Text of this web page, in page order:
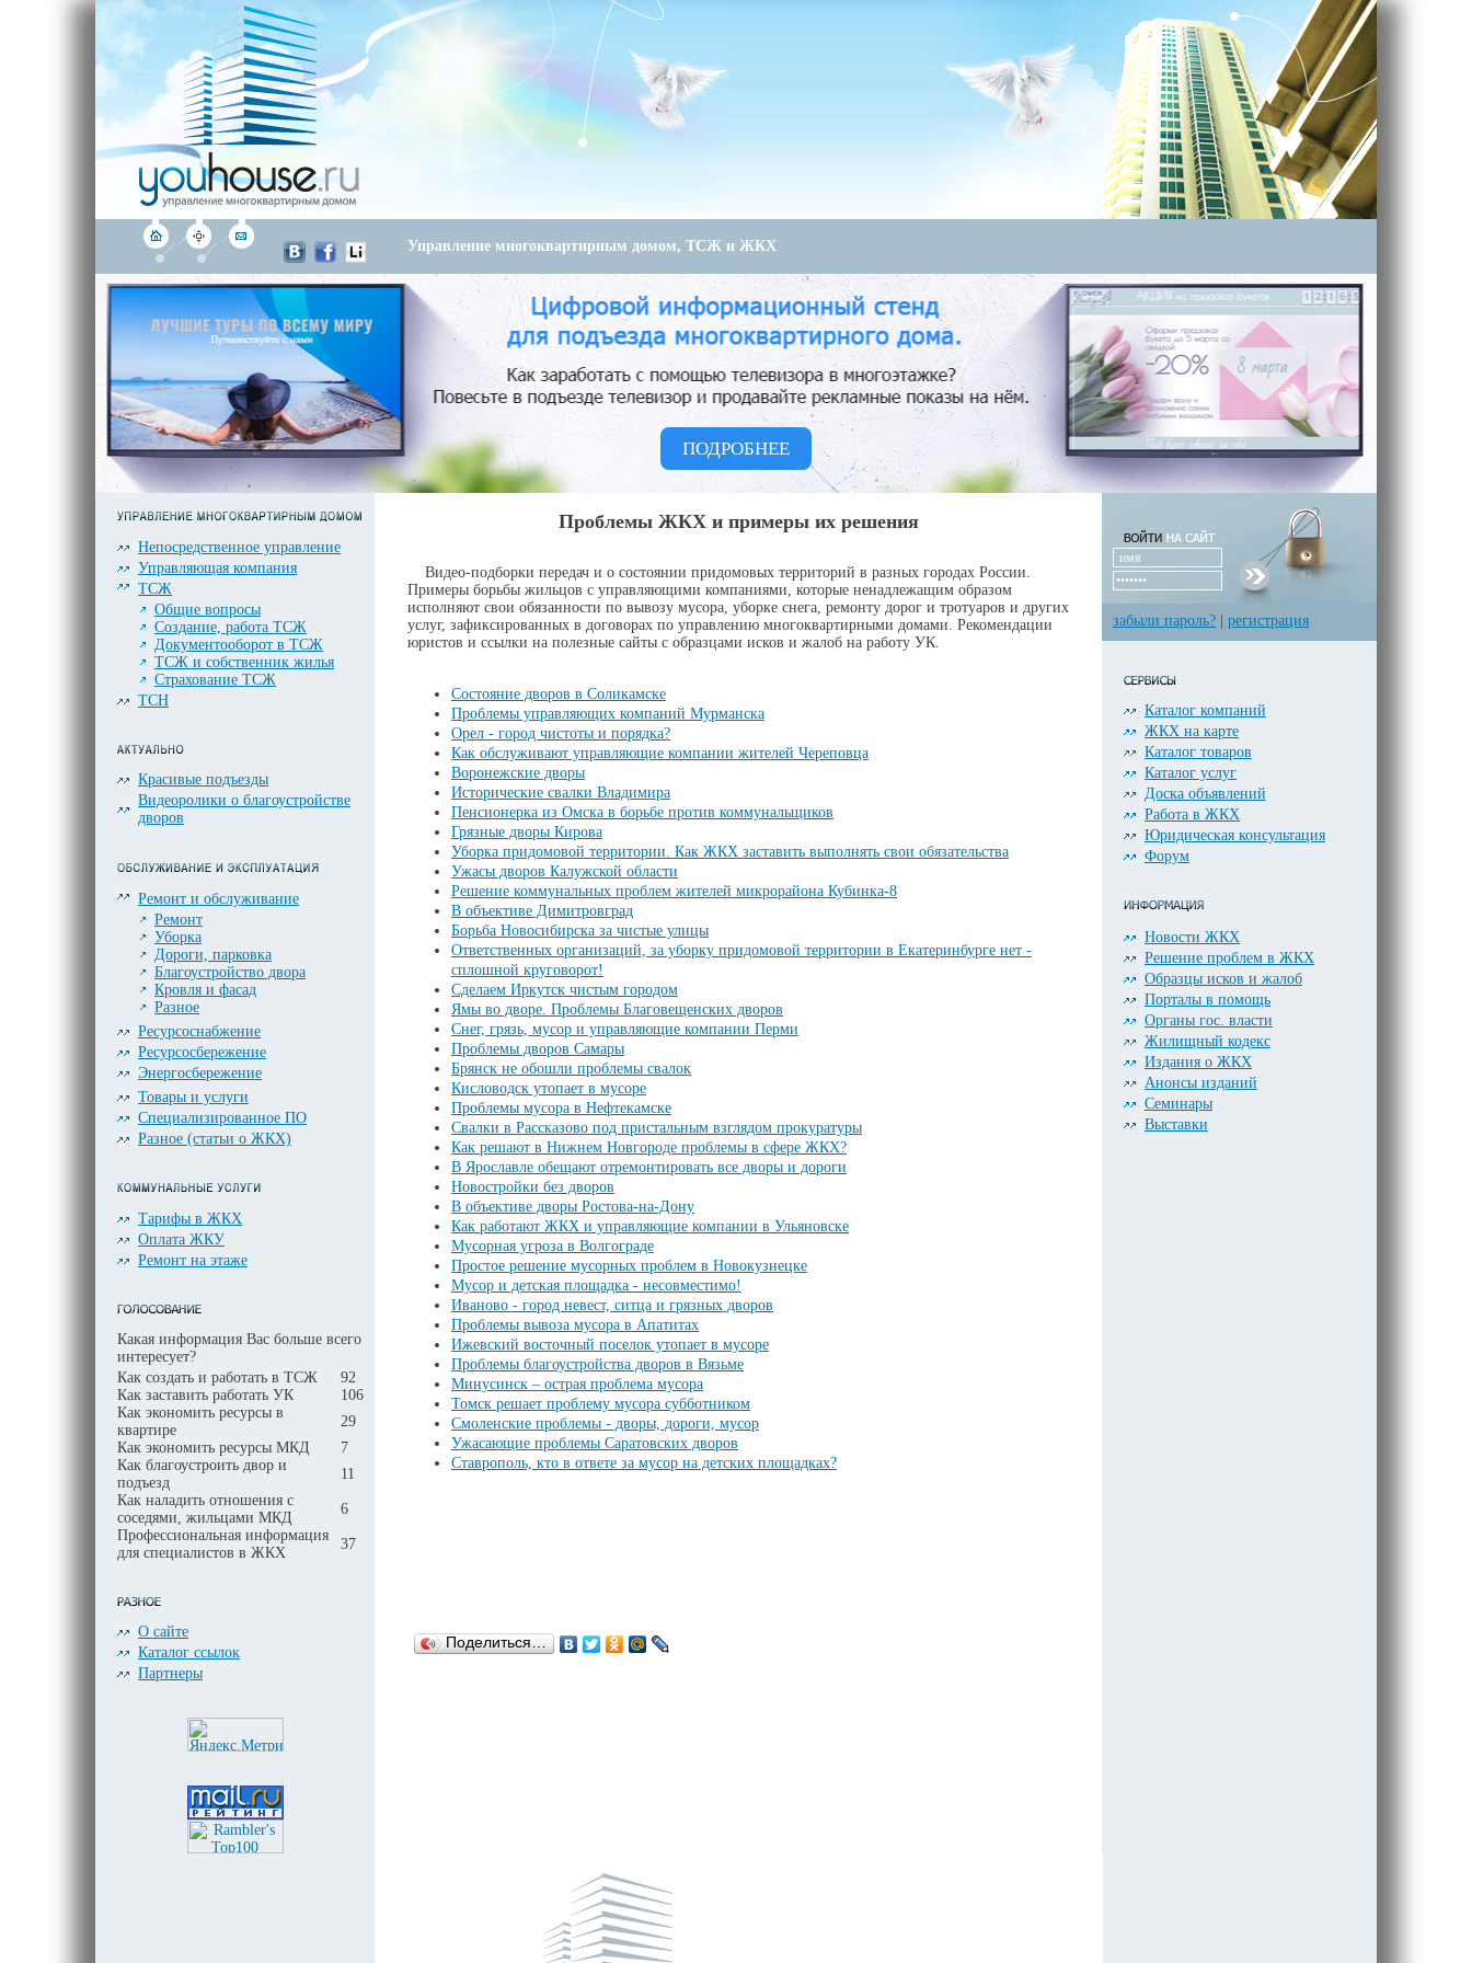
Управление многоквартирным домом, ТСЖ и ЖКХ
ПОДРОБНЕЕ
Непосредственное управление
Управляющая компания
ТСЖ
Общие вопросы
Создание, работа ТСЖ
Документооборот в ТСЖ
ТСЖ и собственник жилья
Страхование ТСЖ
ТСН
Красивые подъезды
Видеоролики о благоустройстве
дворов
Ремонт и обслуживание
Ремонт
Уборка
Дороги, парковка
Благоустройство двора
Кровля и фасад
Разное
Ресурсоснабжение
Ресурсосбережение
Энергосбережение
Товары и услуги
Специализированное ПО
Разное (статьи о ЖКХ)
Тарифы в ЖКХ
Оплата ЖКУ
Ремонт на этаже
Какая информация Вас больше всего
интересует?
Как создать и работать в ТСЖ
92
Как заставить работать УК
106
Как экономить ресурсы в
квартире
29
Как экономить ресурсы МКД
7
Как благоустроить двор и
подъезд
11
Как наладить отношения с
соседями, жильцами МКД
6
Профессиональная информация
для специалистов в ЖКХ
37
О сайте
Каталог ссылок
Партнеры
Проблемы ЖКХ и примеры их решения
Видео-подборки передач и о состоянии придомовых территорий в разных городах России.
Примеры борьбы жильцов с управляющими компаниями, которые ненадлежащим образом
исполняют свои обязанности по вывозу мусора, уборке снега, ремонту дорог и тротуаров и других
услуг, зафиксированных в договорах по управлению многоквартирными домами. Рекомендации
юристов и ссылки на полезные сайты с образцами исков и жалоб на работу УК.
Состояние дворов в Соликамске
Проблемы управляющих компаний Мурманска
Орел - город чистоты и порядка?
Как обслуживают управляющие компании жителей Череповца
Воронежские дворы
Исторические свалки Владимира
Пенсионерка из Омска в борьбе против коммунальщиков
Грязные дворы Кирова
Уборка придомовой территории. Как ЖКХ заставить выполнять свои обязательства
Ужасы дворов Калужской области
Решение коммунальных проблем жителей микрорайона Кубинка-8
В объективе Димитровград
Борьба Новосибирска за чистые улицы
Ответственных организаций, за уборку придомовой территории в Екатеринбурге нет -
сплошной круговорот!
Сделаем Иркутск чистым городом
Ямы во дворе. Проблемы Благовещенских дворов
Снег, грязь, мусор и управляющие компании Перми
Проблемы дворов Самары
Брянск не обошли проблемы свалок
Кисловодск утопает в мусоре
Проблемы мусора в Нефтекамске
Свалки в Рассказово под пристальным взглядом прокуратуры
Как решают в Нижнем Новгороде проблемы в сфере ЖКХ?
В Ярославле обещают отремонтировать все дворы и дороги
Новостройки без дворов
В объективе дворы Ростова-на-Дону
Как работают ЖКХ и управляющие компании в Ульяновске
Мусорная угроза в Волгограде
Простое решение мусорных проблем в Новокузнецке
Мусор и детская площадка - несовместимо!
Иваново - город невест, ситца и грязных дворов
Проблемы вывоза мусора в Апатитах
Ижевский восточный поселок утопает в мусоре
Проблемы благоустройства дворов в Вязьме
Минусинск – острая проблема мусора
Томск решает проблему мусора субботником
Смоленские проблемы - дворы, дороги, мусор
Ужасающие проблемы Саратовских дворов
Ставрополь, кто в ответе за мусор на детских площадках?
Поделиться…
забыли пароль? регистрация
Каталог компаний
ЖКХ на карте
Каталог товаров
Каталог услуг
Доска объявлений
Работа в ЖКХ
Юридическая консультация
Форум
Новости ЖКХ
Решение проблем в ЖКХ
Образцы исков и жалоб
Порталы в помощь
Органы гос. власти
Жилищный кодекс
Издания о ЖКХ
Анонсы изданий
Семинары
Выставки